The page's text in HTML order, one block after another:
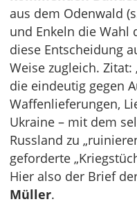
aus dem Odenwald
und Enkeln die Wahl
diese Entscheidung
Weise zugleich.
die eindeutig gegen
Waffenlieferungen,
Ukraine – mit dem
Russland zu
geforderte
Hier also der Brief
Müller.